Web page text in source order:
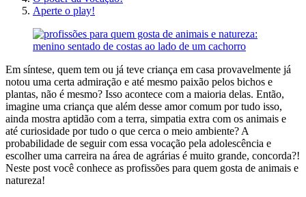
Aperte o play!
Em síntese, quem tem ou já teve criança em casa provavelmente já
notou uma certa admiração e até mesmo paixão pelos bichos e
plantas, não é mesmo? Isso acontece com a maioria delas. Então,
imagine uma criança que além desse amor comum por tudo isso,
ainda mostra aptidão com a terra, simpatia extra com os animais e
até curiosidade por tudo o que cerca o meio ambiente? A
probabilidade de seguir com essa vocação pela adolescência e
escolher uma carreira na área de agrárias é muito grande, concorda?!
Neste post você conhece as profissões para quem gosta de animais e
natureza!